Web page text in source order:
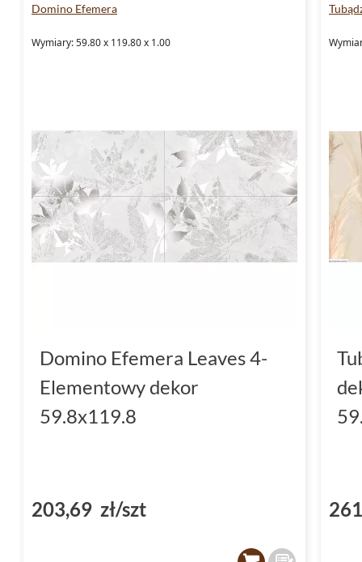
Domino Efemera
Wymiary: 59.80 x 119.80 x 1.00
Domino Efemera Leaves 4-
Elementowy dekor
59.8x119.8
203,69 zł/szt